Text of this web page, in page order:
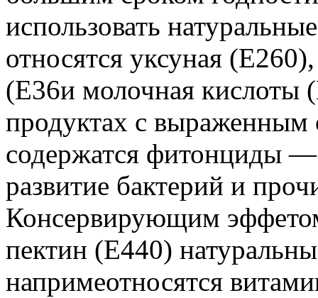
использовать
относятся уксуная
(Е36и молочная кислоты
продуктах с
содержатся фитонциды
развитие бактерий и
Консервирующим
пектин (Е440)
напримеотносятся